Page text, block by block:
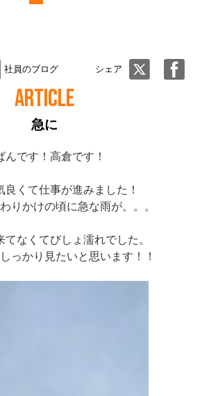
社員のブログ シェア
ARTICLE
急に